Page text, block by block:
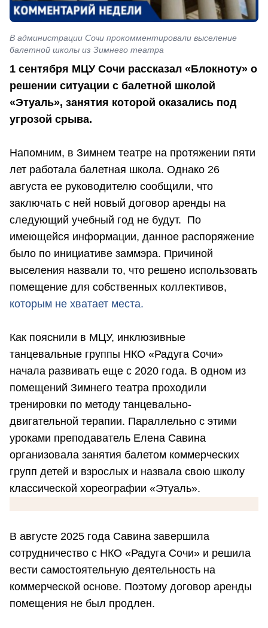
В администрации Сочи прокомментировали выселение
балетной школы из Зимнего театра
1 сентября МЦУ Сочи рассказал «Блокноту» о
решении ситуации с балетной школой
«Этуаль», занятия которой оказались под
угрозой срыва.
Напомним, в Зимнем театре на протяжении пяти
лет работала балетная школа. Однако 26
августа ее руководителю сообщили, что
заключать с ней новый договор аренды на
следующий учебный год не будут. По
имеющейся информации, данное распоряжение
было по инициативе заммэра. Причиной
выселения назвали то, что решено использовать
помещение для собственных коллективов,
которым не хватает места.
Как пояснили в МЦУ, инклюзивные
танцевальные группы НКО «Радуга Сочи»
начала развивать еще с 2020 года. В одном из
помещений Зимнего театра проходили
тренировки по методу танцевально-
двигательной терапии. Параллельно с этими
уроками преподаватель Елена Савина
организовала занятия балетом коммерческих
групп детей и взрослых и назвала свою школу
классической хореографии «Этуаль».
В августе 2025 года Савина завершила
сотрудничество с НКО «Радуга Сочи» и решила
вести самостоятельную деятельность на
коммерческой основе. Поэтому договор аренды
помещения не был продлен.